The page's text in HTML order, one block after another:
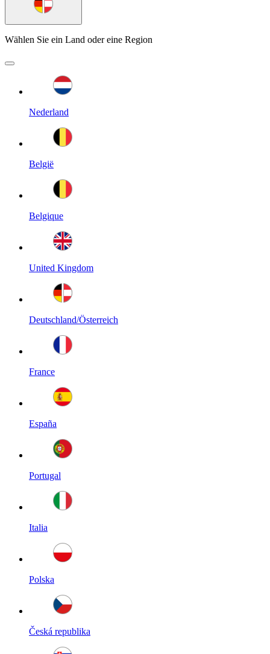
Wählen Sie ein Land oder eine Region
Nederland
België
Belgique
United Kingdom
Deutschland/Österreich
France
España
Portugal
Italia
Polska
Česká republika